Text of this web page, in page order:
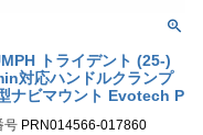
トライデント (25-)
対応ハンドルクランプ
ナビマウント Evotech P
号 PRN014566-017860